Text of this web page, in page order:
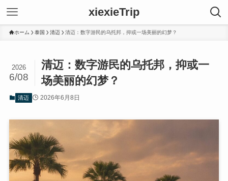
xiexieTrip
ホーム 泰国 清迈 清迈：数字游民的乌托邦，抑或一场美丽的幻梦？
清迈：数字游民的乌托邦，抑或一
场美丽的幻梦？
2026
6/08
清迈 2026年6月8日